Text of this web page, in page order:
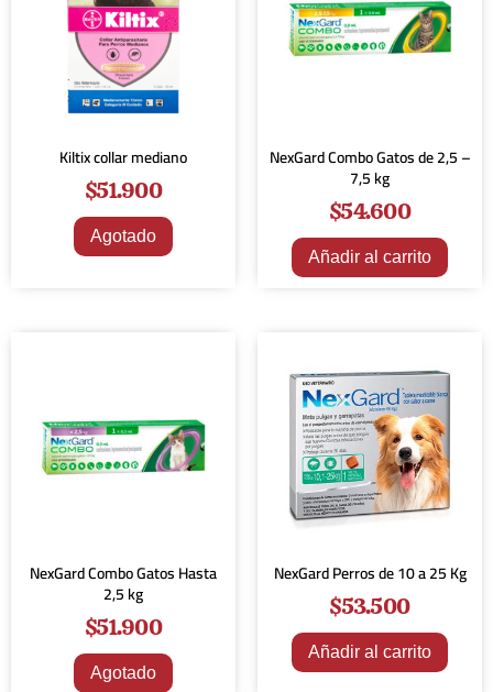
Kiltix collar mediano
$51.900
Agotado
NexGard Combo Gatos de 2,5 –
7,5 kg
$54.600
Añadir al carrito
NexGard Combo Gatos Hasta
2,5 kg
$51.900
Agotado
NexGard Perros de 10 a 25 Kg
$53.500
Añadir al carrito